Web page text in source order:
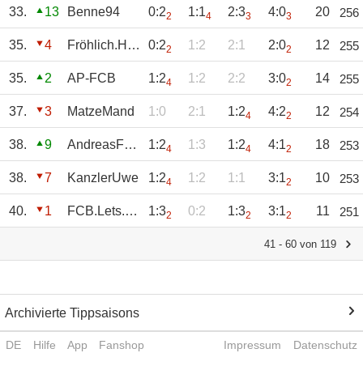
33. 13 Benne94 0:22 1:14 2:33 4:03 20 256
35. 4 Fröhlich.Hülsa 0:22 1:2 2:1 2:02 12 255
35. 2 AP-FCB 1:24 1:2 2:2 3:02 14 255
37. 3 MatzeMand 1:0 2:1 1:24 4:22 12 254
38. 9 AndreasFousek 1:24 1:3 1:24 4:12 18 253
38. 7 KanzlerUwe 1:24 1:2 1:1 3:12 10 253
40. 1 FCB.Lets.Go 1:32 0:2 1:32 3:12 11 251
41 - 60 von 119
Archivierte Tippsaisons
DE Hilfe App Fanshop Impressum Datenschutz